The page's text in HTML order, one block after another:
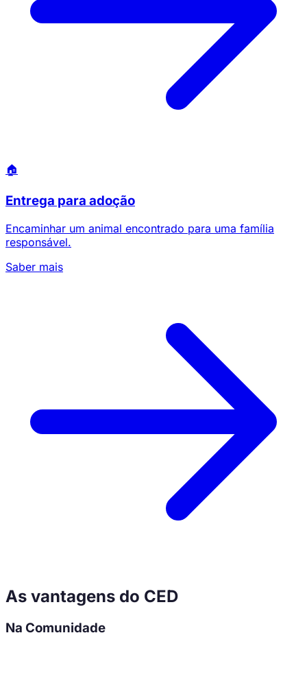
🏠
Entrega para adoção
Encaminhar um animal encontrado para uma família
responsável.
Saber mais
As vantagens do CED
Na Comunidade